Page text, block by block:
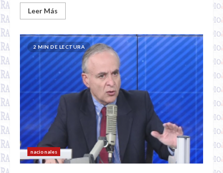
Leer Más
2 MIN DE LECTURA
nacionales